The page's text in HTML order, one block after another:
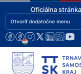
Oficiálna stránka
Otvoriť dodatočne menu